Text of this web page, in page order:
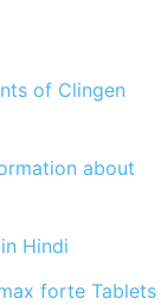
of Clingen
about
Hindi
forte Tablets